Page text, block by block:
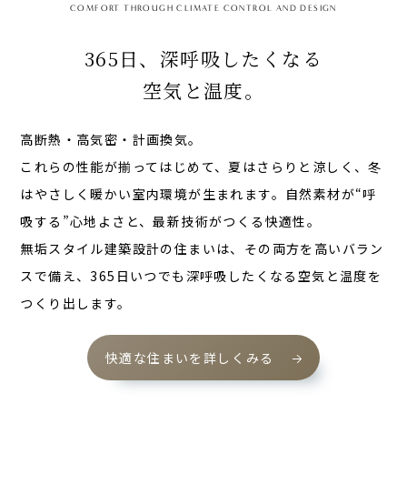
COMFORT THROUGH CLIMATE CONTROL AND DESIGN
365日、深呼吸したくなる
空気と温度。
高断熱・高気密・計画換気。
これらの性能が揃ってはじめて、夏はさらりと涼しく、冬
はやさしく暖かい室内環境が生まれます。自然素材が“呼
吸する”心地よさと、最新技術がつくる快適性。
無垢スタイル建築設計の住まいは、その両方を高いバラン
スで備え、365日いつでも深呼吸したくなる空気と温度を
つくり出します。
快適な住まいを詳しくみる